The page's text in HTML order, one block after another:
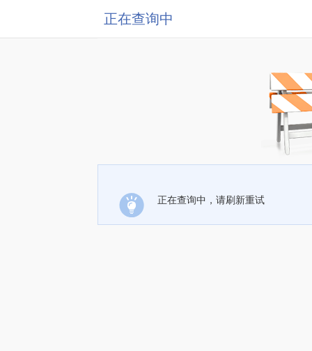
正在查询中
正在查询中，请刷新重试